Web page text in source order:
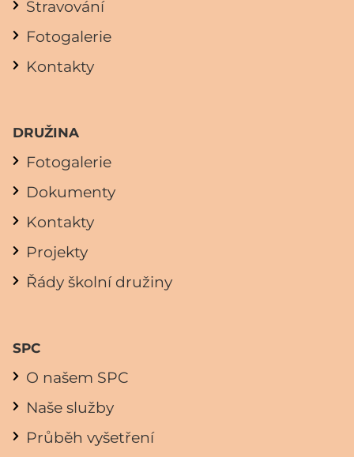
Stravování
Fotogalerie
Kontakty
DRUŽINA
Fotogalerie
Dokumenty
Kontakty
Projekty
Řády školní družiny
SPC
O našem SPC
Naše služby
Průběh vyšetření